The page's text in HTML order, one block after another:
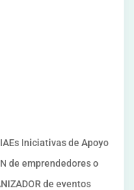
Iniciativas de Apoyo
de emprendedores o
de eventos